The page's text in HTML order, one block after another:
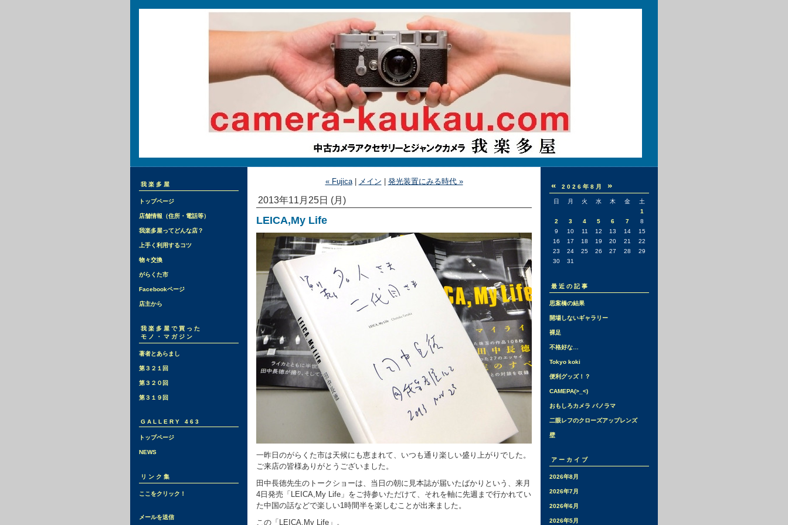
我楽多屋
トップページ
店舗情報（住所・電話等）
我楽多屋ってどんな店？
上手く利用するコツ
物々交換
がらくた市
Facebookページ
店主から
我楽多屋で買った
モノ・マガジン
著者とあらまし
第３２１回
第３２０回
第３１９回
GALLERY 463
トップページ
NEWS
リンク集
ここをクリック！
メールを送信
« Fujica| メイン 発光装置にみる時代 »
2013年11月25日 (月)
LEICA,My Life
一昨日のがらくた市は天候にも恵まれて、いつも通り楽しい盛り上がりでした。
ご来店の皆様ありがとうございました。
田中長徳先生のトークショーは、当日の朝に見本誌が届いたばかりという、来月
4日発売「LEICA,My Life」をご持参いただけて、それを軸に先週まで行かれてい
た中国の話などで楽しい1時間半を楽しむことが出来ました。
この「LEICA,My Life」。
« 2026年8月 »
日 月 火 水 木 金
土
1
2
3 4 5 6 7
8
9
10 11 12 13 14
15
16
17 18 19 20 21
22
23
24 25 26 27 28
29
30
31
最近の記事
思案橋の結果
開場しないギャラリー
裸足
不格好な…
Tokyo koki
便利グッズ！？
CAMEPA(>_<)
おもしろカメラ パノラマ
二眼レフのクローズアップレンズ
壁
アーカイブ
2026年8月
2026年7月
2026年6月
2026年5月